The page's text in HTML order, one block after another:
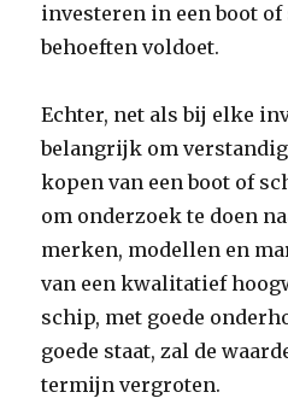
investeren in een boot
behoeften voldoet.
Echter, net als bij elke
belangrijk om
kopen van een boot of
om onderzoek te doen
merken, modellen en
van een kwalitatief
schip, met goede
goede staat, zal de
termijn vergroten.